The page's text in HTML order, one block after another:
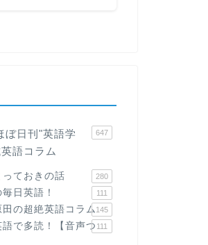
ぼ日刊"英語学
語コラム
647
っておきの話 280
日英語！ 111
田の超絶英語コラム145
で多読！【音声つ 111